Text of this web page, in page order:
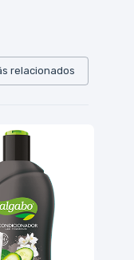
relacionados